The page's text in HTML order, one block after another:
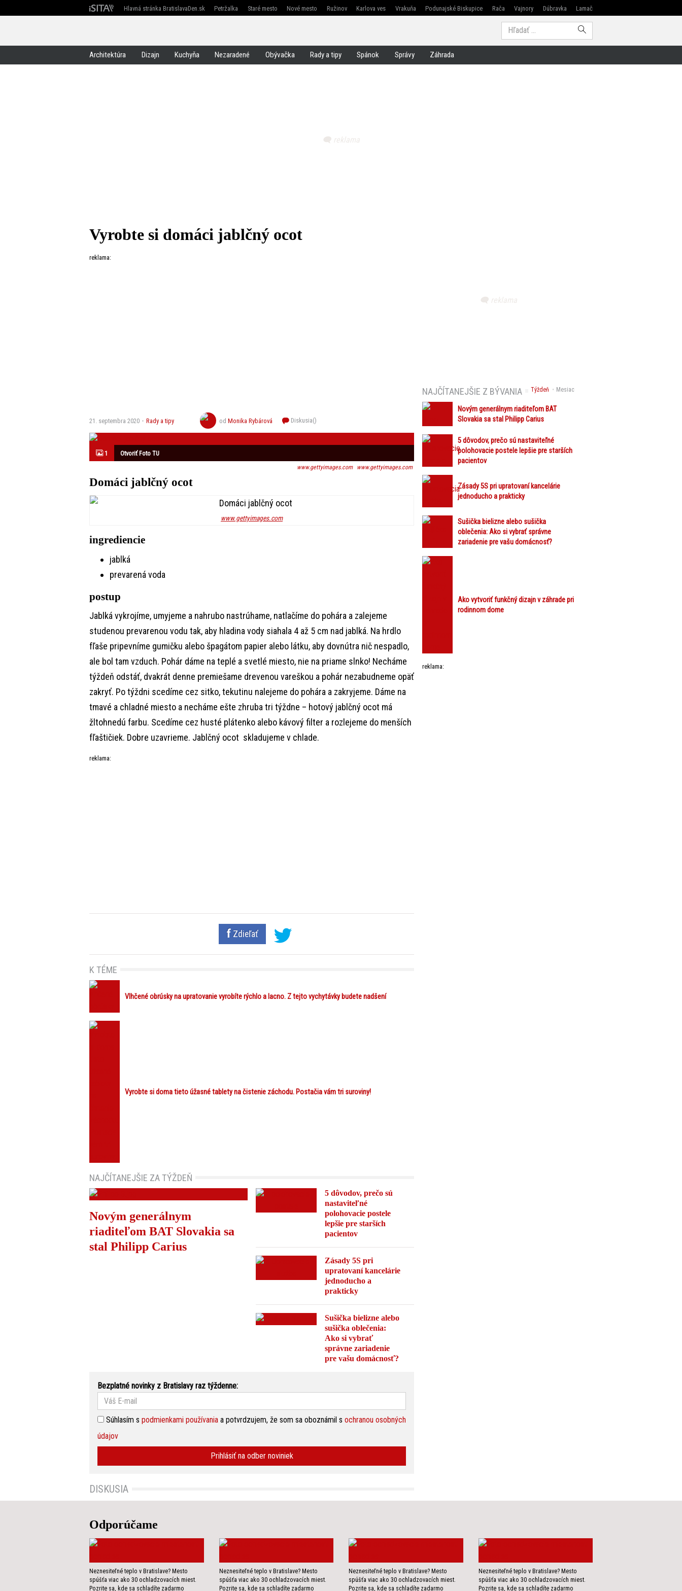
Hlavná stránka BratislavaDen.sk Petržalka Staré mesto Nové mesto Ružinov Karlova ves Vrakuňa Podunajské Biskupice Rača Vajnory Dúbravka
Lamač
Hľadať:
Architektúra Dizajn Kuchyňa Nezaradené Obývačka Rady a tipy Spánok Správy Záhrada
Vyrobte si domáci jablčný ocot
reklama:
21. septembra 2020 Rady a tipy odMonika Rybárová Diskusia()
1 Otvoriť Foto TU
www.gettyimages.com www.gettyimages.com
Domáci jablčný ocot
www.gettyimages.com
ingrediencie
jablká
prevarená voda
postup
Jablká vykrojíme, umyjeme a nahrubo nastrúhame, natlačíme do pohára a zalejeme
studenou prevarenou vodu tak, aby hladina vody siahala 4 až 5 cm nad jablká. Na hrdlo
fľaše pripevníme gumičku alebo špagátom papier alebo látku, aby dovnútra nič nespadlo,
ale bol tam vzduch. Pohár dáme na teplé a svetlé miesto, nie na priame slnko! Necháme
týždeň odstáť, dvakrát denne premiešame drevenou vareškou a pohár nezabudneme opäť
zakryť. Po týždni scedíme cez sitko, tekutinu nalejeme do pohára a zakryjeme. Dáme na
tmavé a chladné miesto a necháme ešte zhruba tri týždne – hotový jablčný ocot má
žltohnedú farbu. Scedíme cez husté plátenko alebo kávový filter a rozlejeme do menších
fľaštičiek. Dobre uzavrieme. Jablčný ocot skladujeme v chlade.
reklama:
Zdieľať
K TÉME
Vlhčené obrúsky na upratovanie vyrobíte rýchlo a lacno. Z tejto vychytávky budete nadšení
Vyrobte si doma tieto úžasné tablety na čistenie záchodu. Postačia vám tri suroviny!
NAJČÍTANEJŠIE ZA TÝŽDEŇ
Novým generálnym
riaditeľom BAT Slovakia sa
stal Philipp Carius
5 dôvodov, prečo sú
nastaviteľné
polohovacie postele
lepšie pre starších
pacientov
Zásady 5S pri
upratovaní kancelárie
jednoducho a
prakticky
Sušička bielizne alebo
sušička oblečenia:
Ako si vybrať
správne zariadenie
pre vašu domácnosť?
Bezplatné novinky z Bratislavy raz týždenne:
Súhlasím s podmienkami používania a potvrdzujem, že som sa oboznámil s ochranou osobných
údajov
Prihlásiť na odber noviniek
DISKUSIA
Týždeň Mesiac
NAJČÍTANEJŠIE Z BÝVANIA
Novým generálnym riaditeľom BAT
Slovakia sa stal Philipp Carius
5 dôvodov, prečo sú nastaviteľné
polohovacie postele lepšie pre starších
pacientov
Zásady 5S pri upratovaní kancelárie
jednoducho a prakticky
Sušička bielizne alebo sušička
oblečenia: Ako si vybrať správne
zariadenie pre vašu domácnosť?
Ako vytvoriť funkčný dizajn v záhrade pri
rodinnom dome
reklama:
Odporúčame
Neznesiteľné teplo v Bratislave? Mesto
spúšťa viac ako 30 ochladzovacích miest.
Pozrite sa, kde sa schladíte zadarmo
Neznesiteľné teplo v Bratislave? Mesto
spúšťa viac ako 30 ochladzovacích miest.
Pozrite sa, kde sa schladíte zadarmo
Neznesiteľné teplo v Bratislave? Mesto
spúšťa viac ako 30 ochladzovacích miest.
Pozrite sa, kde sa schladíte zadarmo
Neznesiteľné teplo v Bratislave? Mesto
spúšťa viac ako 30 ochladzovacích miest.
Pozrite sa, kde sa schladíte zadarmo